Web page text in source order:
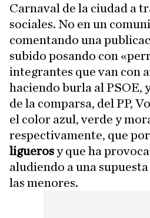
Carnaval de la ciudad a
sociales. No en un
comentando una
subido posando con
integrantes que van con
haciendo burla al PSOE,
de la comparsa, del PP,
el color azul, verde y
respectivamente, que
liguerosy que ha
aludiendo a una
las menores.